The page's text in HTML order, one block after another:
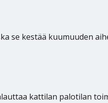
se kestää kuumuuden
kattilan palotilan